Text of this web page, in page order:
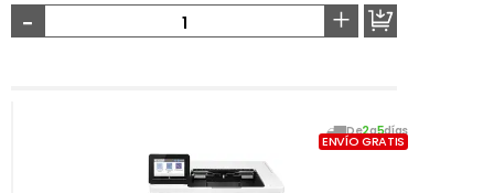
- +
De2a5días
ENVÍO GRATIS